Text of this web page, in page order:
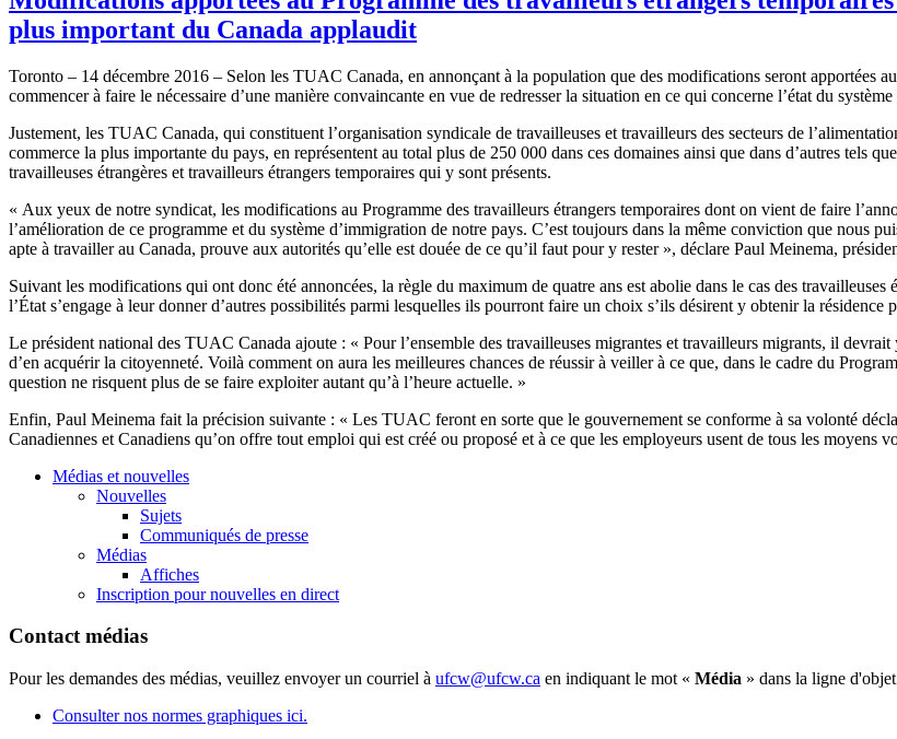
plus important du Canada applaudit
Toronto – 14 décembre 2016 – Selon les TUAC Canada, en annonçant à la population que des modifications seront apportées
commencer à faire le nécessaire d’une manière convaincante en vue de redresser la situation en ce qui concerne l’état du
Justement, les TUAC Canada, qui constituent l’organisation syndicale de travailleuses et travailleurs des secteurs de
commerce la plus importante du pays, en représentent au total plus de 250 000 dans ces domaines ainsi que dans d’autres tels
travailleuses étrangères et travailleurs étrangers temporaires qui y sont présents.
« Aux yeux de notre syndicat, les modifications au Programme des travailleurs étrangers temporaires dont on vient de faire
l’amélioration de ce programme et du système d’immigration de notre pays. C’est toujours dans la même conviction que nous
apte à travailler au Canada, prouve aux autorités qu’elle est douée de ce qu’il faut pour y rester », déclare Paul Meinema,
Suivant les modifications qui ont donc été annoncées, la règle du maximum de quatre ans est abolie dans le cas des
l’État s’engage à leur donner d’autres possibilités parmi lesquelles ils pourront faire un choix s’ils désirent y obtenir la
Le président national des TUAC Canada ajoute : « Pour l’ensemble des travailleuses migrantes et travailleurs migrants, il
d’en acquérir la citoyenneté. Voilà comment on aura les meilleures chances de réussir à veiller à ce que, dans le cadre du
question ne risquent plus de se faire exploiter autant qu’à l’heure actuelle. »
Enfin, Paul Meinema fait la précision suivante : « Les TUAC feront en sorte que le gouvernement se conforme à sa volonté
Canadiennes et Canadiens qu’on offre tout emploi qui est créé ou proposé et à ce que les employeurs usent de tous les
Médias et nouvelles
Nouvelles
Sujets
Communiqués de presse
Médias
Affiches
Inscription pour nouvelles en direct
Contact médias
Pour les demandes des médias, veuillez envoyer un courriel à ufcw@ufcw.ca en indiquant le mot « Média » dans la ligne
Consulter nos normes graphiques ici.